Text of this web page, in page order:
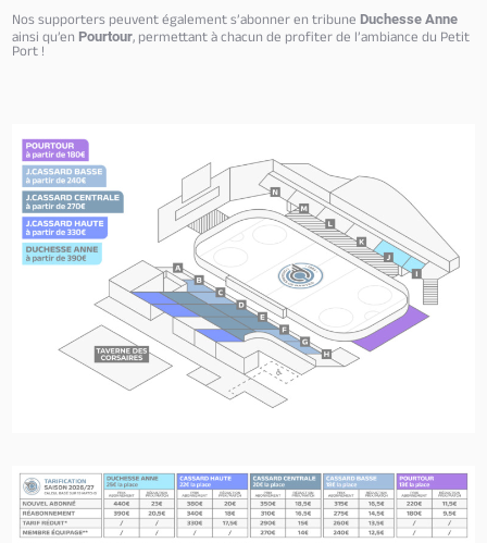
Nos supporters peuvent également s’abonner en tribune Duchesse Anne
ainsi qu’en Pourtour, permettant à chacun de profiter de l’ambiance du Petit
Port !